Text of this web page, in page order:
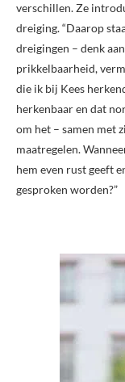
verschillen. Ze
dreiging. “Daarop
dreigingen – denk
prikkelbaarheid,
die ik bij Kees
herkenbaar en dat
om het – samen met
maatregelen.
hem even rust geeft
gesproken worden?”